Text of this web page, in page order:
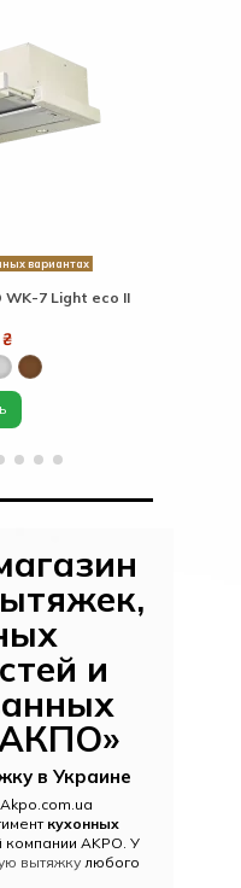
вариантах
7 Light eco ІІ
и
в Украине
кухонных
компании AKPO. У
вытяжку любого